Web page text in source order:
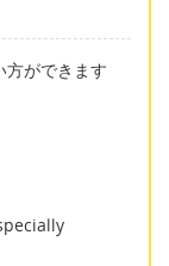
方ができます